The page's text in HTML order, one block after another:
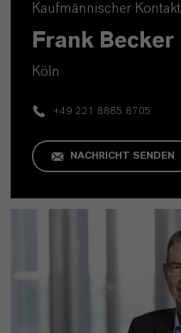
Kaufmännischer Kontakt
Frank Becker
Köln
+49 221 8885 8705
NACHRICHT SENDEN